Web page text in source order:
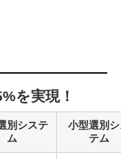
を実現！
別システ
ム
小型選別
テム